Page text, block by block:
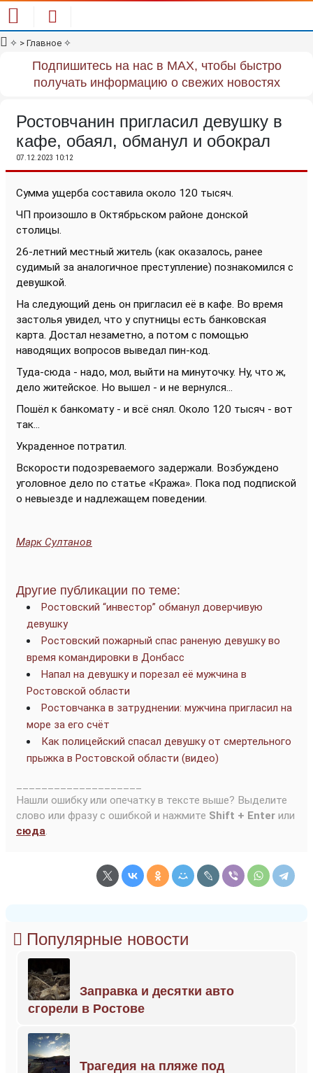
✧ > Главное ✧
Подпишитесь на нас в MAX, чтобы быстро
получать информацию о свежих новостях
Ростовчанин пригласил девушку в
кафе, обаял, обманул и обокрал
07.12.2023 10:12
Сумма ущерба составила около 120 тысяч.
ЧП произошло в Октябрьском районе донской
столицы.
26-летний местный житель (как оказалось, ранее
судимый за аналогичное преступление) познакомился с
девушкой.
На следующий день он пригласил её в кафе. Во время
застолья увидел, что у спутницы есть банковская
карта. Достал незаметно, а потом с помощью
наводящих вопросов выведал пин-код.
Туда-сюда - надо, мол, выйти на минуточку. Ну, что ж,
дело житейское. Но вышел - и не вернулся...
Пошёл к банкомату - и всё снял. Около 120 тысяч - вот
так...
Украденное потратил.
Вскорости подозреваемого задержали. Возбуждено
уголовное дело по статье «Кража». Пока под подпиской
о невыезде и надлежащем поведении.
Марк Султанов
Другие публикации по теме:
Ростовский “инвестор” обманул доверчивую
девушку
Ростовский пожарный спас раненую девушку во
время командировки в Донбасс
Напал на девушку и порезал её мужчина в
Ростовской области
Ростовчанка в затруднении: мужчина пригласил на
море за его счёт
Как полицейский спасал девушку от смертельного
прыжка в Ростовской области (видео)
Нашли ошибку или опечатку в тексте выше? Выделите
слово или фразу с ошибкой и нажмите Shift + Enter или
сюда.
Популярные новости
Заправка и десятки авто
сгорели в Ростове
Трагедия на пляже под